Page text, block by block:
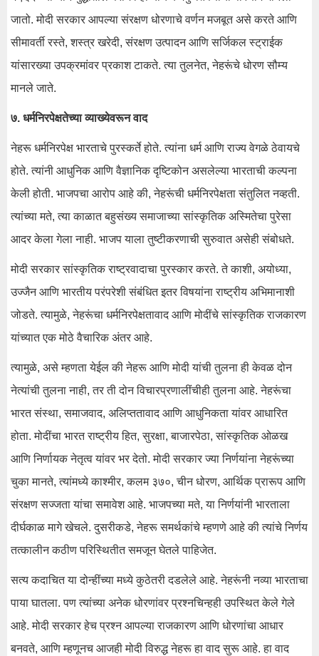
जातो. मोदी सरकार आपल्या संरक्षण धोरणाचे वर्णन मजबूत असे करते आणि
सीमावर्ती रस्ते, शस्त्र खरेदी, संरक्षण उत्पादन आणि सर्जिकल स्ट्राईक
यांसारख्या उपक्रमांवर प्रकाश टाकते. त्या तुलनेत, नेहरूंचे धोरण सौम्य
मानले जाते.
७. धर्मनिरपेक्षतेच्या व्याख्येवरून वाद
नेहरू धर्मनिरपेक्ष भारताचे पुरस्कर्ते होते. त्यांना धर्म आणि राज्य वेगळे ठेवायचे
होते. त्यांनी आधुनिक आणि वैज्ञानिक दृष्टिकोन असलेल्या भारताची कल्पना
केली होती. भाजपचा आरोप आहे की, नेहरूंची धर्मनिरपेक्षता संतुलित नव्हती.
त्यांच्या मते, त्या काळात बहुसंख्य समाजाच्या सांस्कृतिक अस्मितेचा पुरेसा
आदर केला गेला नाही. भाजप याला तुष्टीकरणाची सुरुवात असेही संबोधते.
मोदी सरकार सांस्कृतिक राष्ट्रवादाचा पुरस्कार करते. ते काशी, अयोध्या,
उज्जैन आणि भारतीय परंपरेशी संबंधित इतर विषयांना राष्ट्रीय अभिमानाशी
जोडते. त्यामुळे, नेहरूंचा धर्मनिरपेक्षतावाद आणि मोदींचे सांस्कृतिक राजकारण
यांच्यात एक मोठे वैचारिक अंतर आहे.
त्यामुळे, असे म्हणता येईल की नेहरू आणि मोदी यांची तुलना ही केवळ दोन
नेत्यांची तुलना नाही, तर ती दोन विचारप्रणालींचीही तुलना आहे. नेहरूंचा
भारत संस्था, समाजवाद, अलिप्ततावाद आणि आधुनिकता यांवर आधारित
होता. मोदींचा भारत राष्ट्रीय हित, सुरक्षा, बाजारपेठा, सांस्कृतिक ओळख
आणि निर्णायक नेतृत्व यांवर भर देतो. मोदी सरकार ज्या निर्णयांना नेहरूंच्या
चुका मानते, त्यांमध्ये काश्मीर, कलम ३७०, चीन धोरण, आर्थिक प्रारूप आणि
संरक्षण सज्जता यांचा समावेश आहे. भाजपच्या मते, या निर्णयांनी भारताला
दीर्घकाळ मागे खेचले. दुसरीकडे, नेहरू समर्थकांचे म्हणणे आहे की त्यांचे निर्णय
तत्कालीन कठीण परिस्थितीत समजून घेतले पाहिजेत.
सत्य कदाचित या दोन्हींच्या मध्ये कुठेतरी दडलेले आहे. नेहरूंनी नव्या भारताचा
पाया घातला. पण त्यांच्या अनेक धोरणांवर प्रश्नचिन्हही उपस्थित केले गेले
आहे. मोदी सरकार हेच प्रश्न आपल्या राजकारण आणि धोरणांचा आधार
बनवते, आणि म्हणूनच आजही मोदी विरुद्ध नेहरू हा वाद सुरू आहे. हा वाद